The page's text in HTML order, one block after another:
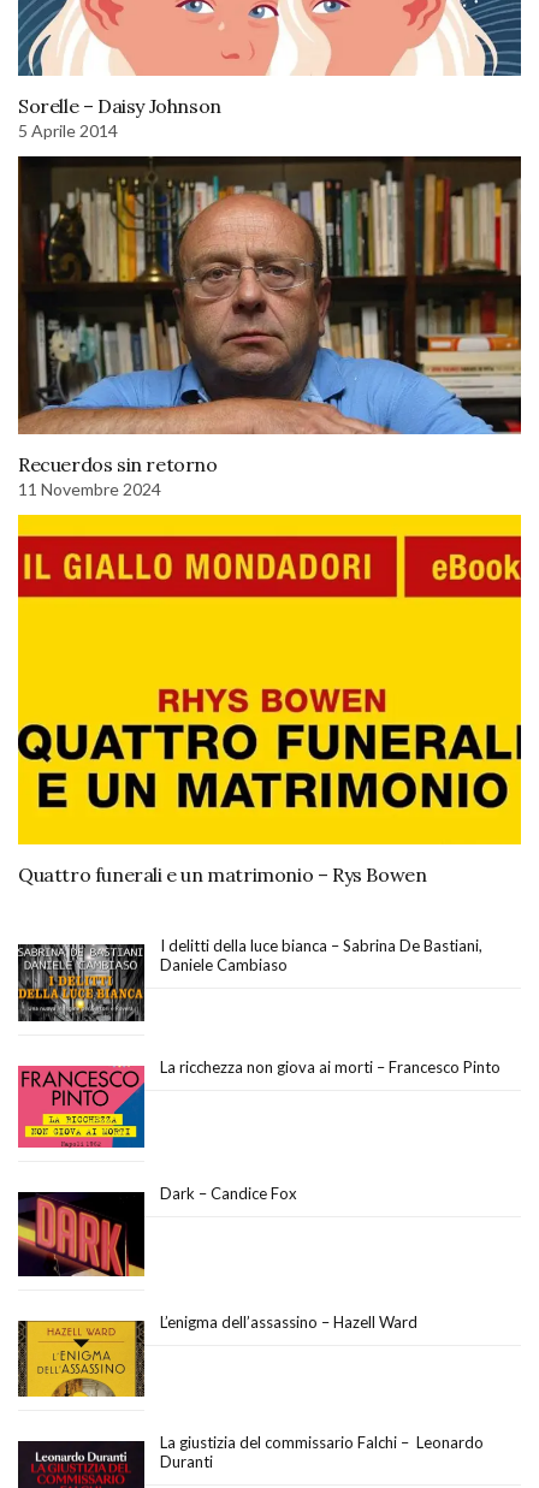
Sorelle – Daisy Johnson
5 Aprile 2014
Recuerdos sin retorno
11 Novembre 2024
Quattro funerali e un matrimonio – Rys Bowen
I delitti della luce bianca – Sabrina De Bastiani,
Daniele Cambiaso
La ricchezza non giova ai morti – Francesco Pinto
Dark – Candice Fox
L’enigma dell’assassino – Hazell Ward
La giustizia del commissario Falchi – Leonardo
Duranti